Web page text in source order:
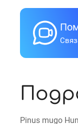
Pinus mugo